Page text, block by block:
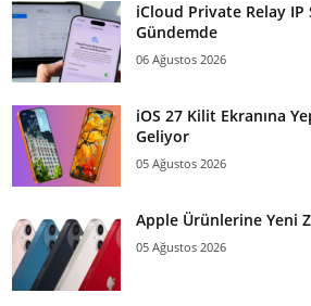
iCloud Private Relay IP
Gündemde
06 Ağustos 2026
iOS 27 Kilit Ekranına
Geliyor
05 Ağustos 2026
Apple Ürünlerine Yeni
05 Ağustos 2026